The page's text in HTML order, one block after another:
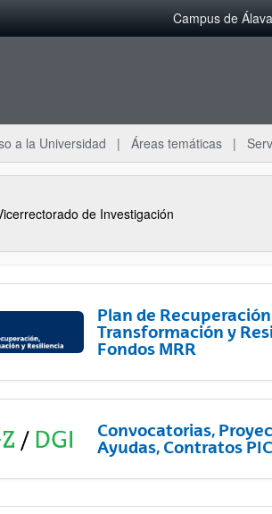
Campus de Álava
a la Universidad Áreas temáticas
de Investigación
Plan de Recuperación
Transformación y
Fondos MRR
Convocatorias,
Ayudas, Contratos PIC